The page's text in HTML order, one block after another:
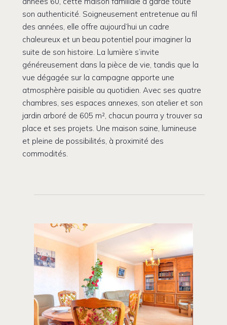
son authenticité. Soigneusement entretenue au fil
des années, elle offre aujourd’hui un cadre
chaleureux et un beau potentiel pour imaginer la
suite de son histoire. La lumière s’invite
généreusement dans la pièce de vie, tandis que la
vue dégagée sur la campagne apporte une
atmosphère paisible au quotidien. Avec ses quatre
chambres, ses espaces annexes, son atelier et son
jardin arboré de 605 m², chacun pourra y trouver sa
place et ses projets. Une maison saine, lumineuse
et pleine de possibilités, à proximité des
commodités.